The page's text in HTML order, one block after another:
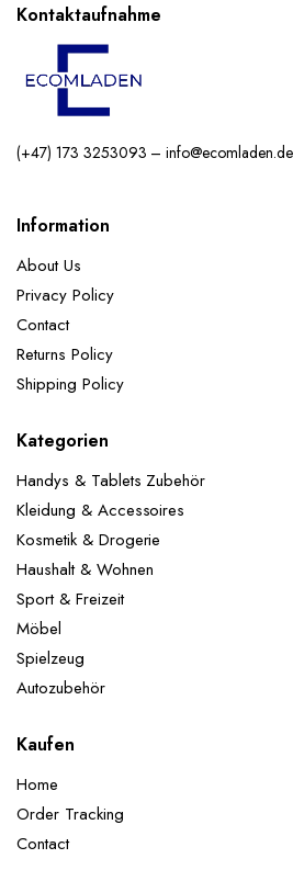
Gold 2x 32" Zahlen
Konfetti-Ballons 5x 12"Schwarz-
Ballons ACHTUNG! Nicht für
Jahren geeignet.
Kontaktaufnahme
(+47) 173 3253093 – info@ecomladen.de
Information
About Us
Privacy Policy
Contact
Returns Policy
Shipping Policy
Kategorien
Handys & Tablets Zubehör
Kleidung & Accessoires
Kosmetik & Drogerie
Haushalt & Wohnen
Sport & Freizeit
Möbel
Spielzeug
Autozubehör
Kaufen
Home
Order Tracking
Contact